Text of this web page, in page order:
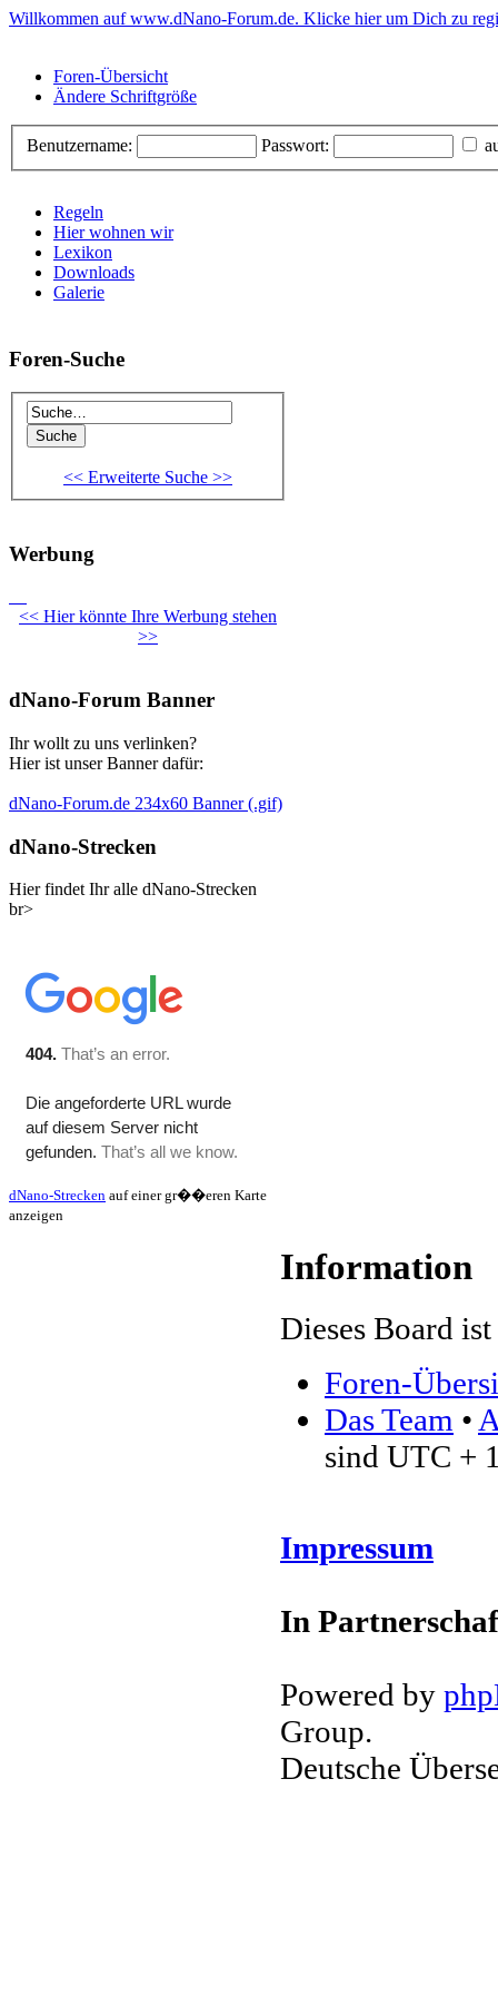
Willkommen auf www.dNano-Forum.de. Klicke hier um Dich zu
Foren-Übersicht
Ändere Schriftgröße
Benutzername: Passwort:
Regeln
Hier wohnen wir
Lexikon
Downloads
Galerie
Foren-Suche
<< Erweiterte Suche >>
Werbung
<< Hier könnte Ihre Werbung stehen
>>
dNano-Forum Banner
Ihr wollt zu uns verlinken?
Hier ist unser Banner dafür:
dNano-Forum.de 234x60 Banner (.gif)
dNano-Strecken
Hier findet Ihr alle dNano-Strecken
br>
dNano-Strecken auf einer gr��eren Karte
anzeigen
Information
Dieses Board
Foren-
Das Team •
sind UTC +
Impressum
In
Powered by
Group.
Deutsche